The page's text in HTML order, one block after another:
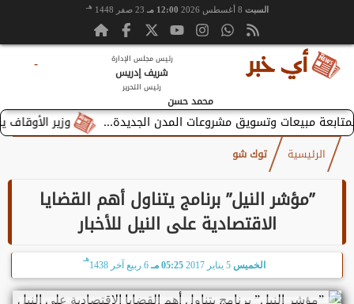
السبت 12:00 مـ 23 صفر 1448 هـ
رئيس مجلس الإدارة
شريف إدريس
رئيس التحرير
محمد حسن
-
وزير الأوقاف
الرئيسية توك شو
”مؤشر النيل” برنامج يتناول أهم القضايا
الاقتصادية على النيل للأخبار
الخميس 5 يناير 2017 05:25 مـ 6 ربيع آخر 1438
هـ